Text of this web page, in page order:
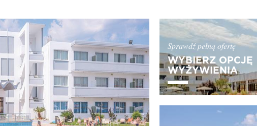
Sprawdź pełną ofertę
WYBIERZ OPCJĘ
WYŻYWIENIA